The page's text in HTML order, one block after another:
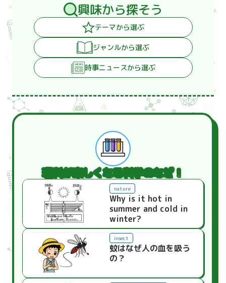
興味から探そう
テーマから選ぶ
ジャンルから選ぶ
時事ニュースから選ぶ
理科が楽しくなる科学のなぜ！
nature
Why is it hot in
summer and cold in
winter?
insect
蚊はなぜ人の血を吸う
の？